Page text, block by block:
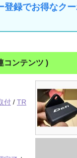
録でお得なクー
コンテンツ )
付 / TR